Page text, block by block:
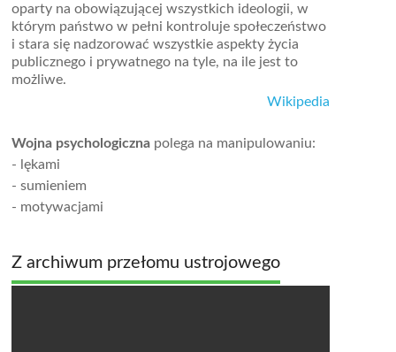
oparty na obowiązującej wszystkich ideologii, w
którym państwo w pełni kontroluje społeczeństwo
i stara się nadzorować wszystkie aspekty życia
publicznego i prywatnego na tyle, na ile jest to
możliwe.
Wikipedia
Wojna psychologiczna polega na manipulowaniu:
- lękami
- sumieniem
- motywacjami
Z archiwum przełomu ustrojowego